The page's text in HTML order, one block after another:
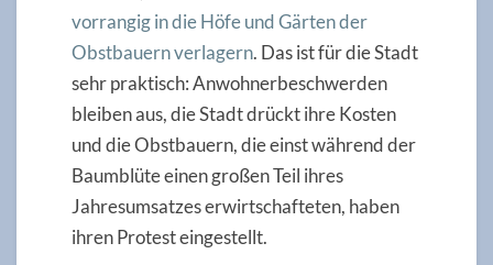
vorrangig in die Höfe und Gärten der
Obstbauern verlagern. Das ist für die Stadt
sehr praktisch: Anwohnerbeschwerden
bleiben aus, die Stadt drückt ihre Kosten
und die Obstbauern, die einst während der
Baumblüte einen großen Teil ihres
Jahresumsatzes erwirtschafteten, haben
ihren Protest eingestellt.